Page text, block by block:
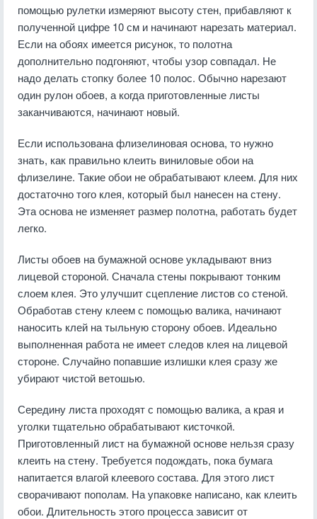
помощью рулетки измеряют высоту стен, прибавляют к
полученной цифре 10 см и начинают нарезать материал.
Если на обоях имеется рисунок, то полотна
дополнительно подгоняют, чтобы узор совпадал. Не
надо делать стопку более 10 полос. Обычно нарезают
один рулон обоев, а когда приготовленные листы
заканчиваются, начинают новый.
Если использована флизелиновая основа, то нужно
знать, как правильно клеить виниловые обои на
флизелине. Такие обои не обрабатывают клеем. Для них
достаточно того клея, который был нанесен на стену.
Эта основа не изменяет размер полотна, работать будет
легко.
Листы обоев на бумажной основе укладывают вниз
лицевой стороной. Сначала стены покрывают тонким
слоем клея. Это улучшит сцепление листов со стеной.
Обработав стену клеем с помощью валика, начинают
наносить клей на тыльную сторону обоев. Идеально
выполненная работа не имеет следов клея на лицевой
стороне. Случайно попавшие излишки клея сразу же
убирают чистой ветошью.
Середину листа проходят с помощью валика, а края и
уголки тщательно обрабатывают кисточкой.
Приготовленный лист на бумажной основе нельзя сразу
клеить на стену. Требуется подождать, пока бумага
напитается влагой клеевого состава. Для этого лист
сворачивают пополам. На упаковке написано, как клеить
обои. Длительность этого процесса зависит от